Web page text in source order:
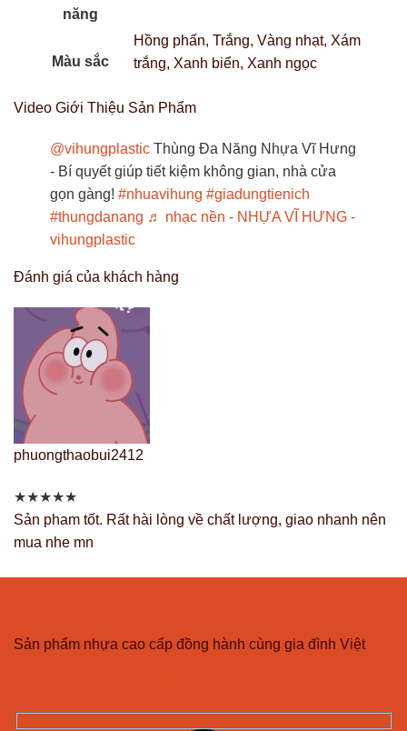
năng
Màu sắc
Hồng phấn, Trắng, Vàng nhạt, Xám
trắng, Xanh biển, Xanh ngọc
Video Giới Thiệu Sản Phẩm
@vihungplastic Thùng Đa Năng Nhựa Vĩ Hưng
- Bí quyết giúp tiết kiệm không gian, nhà cửa
gọn gàng! #nhuavihung #giadungtienich
#thungdanang ♬ nhạc nền - NHỰA VĨ HƯNG -
vihungplastic
Đánh giá của khách hàng
phuongthaobui2412
★★★★★
Sản pham tốt. Rất hài lòng về chất lượng, giao nhanh nên
mua nhe mn
Sản phẩm nhựa cao cấp đồng hành cùng gia đình Việt